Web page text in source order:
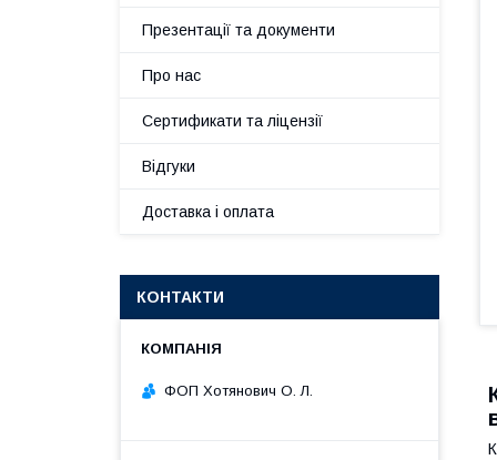
Презентації та документи
Про нас
Сертификати та ліцензії
Відгуки
Доставка і оплата
КОНТАКТИ
ФОП Хотянович О. Л.